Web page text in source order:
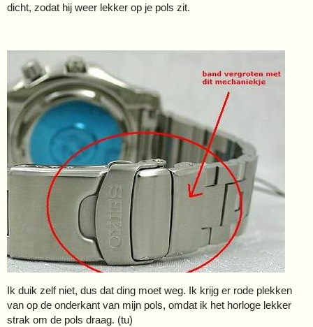
dicht, zodat hij weer lekker op je pols zit.
Ik duik zelf niet, dus dat ding moet weg. Ik krijg er rode plekken
van op de onderkant van mijn pols, omdat ik het horloge lekker
strak om de pols draag. (tu)